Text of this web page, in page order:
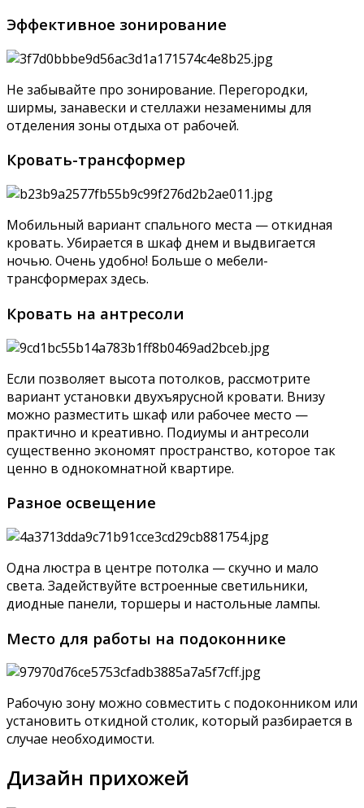
Эффективное зонирование
Не забывайте про зонирование. Перегородки,
ширмы, занавески и стеллажи незаменимы для
отделения зоны отдыха от рабочей.
Кровать-трансформер
Мобильный вариант спального места — откидная
кровать. Убирается в шкаф днем и выдвигается
ночью. Очень удобно! Больше о мебели-
трансформерах здесь.
Кровать на антресоли
Если позволяет высота потолков, рассмотрите
вариант установки двухъярусной кровати. Внизу
можно разместить шкаф или рабочее место —
практично и креативно. Подиумы и антресоли
существенно экономят пространство, которое так
ценно в однокомнатной квартире.
Разное освещение
Одна люстра в центре потолка — скучно и мало
света. Задействуйте встроенные светильники,
диодные панели, торшеры и настольные лампы.
Место для работы на подоконнике
Рабочую зону можно совместить с подоконником или
установить откидной столик, который разбирается в
случае необходимости.
Дизайн прихожей